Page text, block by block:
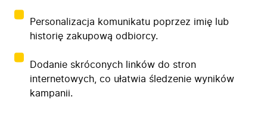
Personalizacja komunikatu poprzez imię lub
historię zakupową odbiorcy.
Dodanie skróconych linków do stron
internetowych, co ułatwia śledzenie wyników
kampanii.